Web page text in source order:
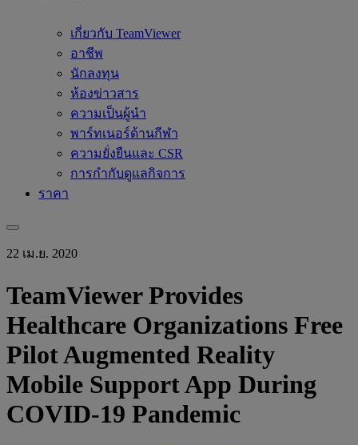
เกี่ยวกับ TeamViewer
อาชีพ
นักลงทุน
ห้องข่าวสาร
ความเป็นผู้นำ
พาร์ทเนอร์ด้านกีฬา
ความยั่งยืนและ CSR
การกำกับดูแลกิจการ
ราคา
22 เม.ย. 2020
TeamViewer Provides
Healthcare Organizations Free
Pilot Augmented Reality
Mobile Support App During
COVID-19 Pandemic